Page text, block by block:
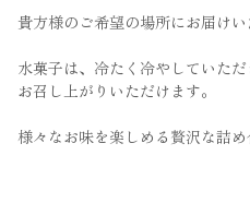
貴方様のご希望の場所にお届けい
水菓子は、冷たく冷やしていた
お召し上がりいただけます。
様々なお味を楽しめる贅沢な詰め